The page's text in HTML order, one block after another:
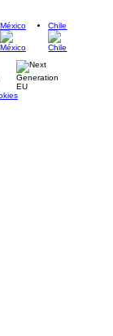
México Chile